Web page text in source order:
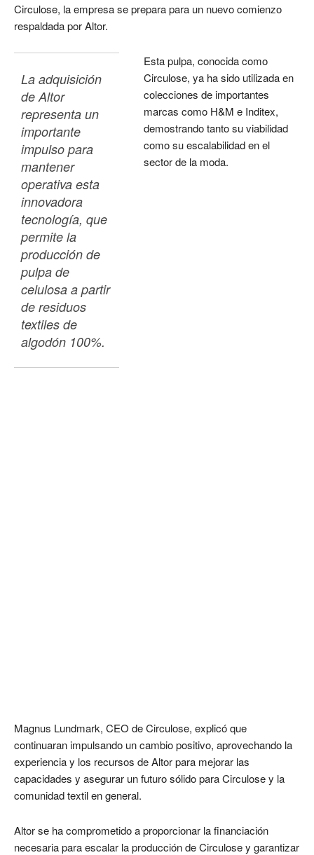
Circulose, la empresa se prepara para un nuevo comienzo
respaldada por Altor.
La adquisición
de Altor
representa un
importante
impulso para
mantener
operativa esta
innovadora
tecnología, que
permite la
producción de
pulpa de
celulosa a partir
de residuos
textiles de
algodón 100%.
Esta pulpa, conocida como
Circulose, ya ha sido utilizada en
colecciones de importantes
marcas como H&M e Inditex,
demostrando tanto su viabilidad
como su escalabilidad en el
sector de la moda.
Magnus Lundmark, CEO de Circulose, explicó que
continuaran impulsando un cambio positivo, aprovechando la
experiencia y los recursos de Altor para mejorar las
capacidades y asegurar un futuro sólido para Circulose y la
comunidad textil en general.
Altor se ha comprometido a proporcionar la financiación
necesaria para escalar la producción de Circulose y garantizar